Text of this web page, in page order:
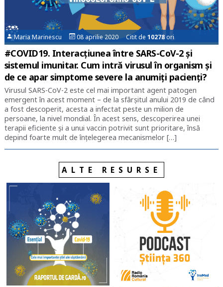
Maria Marinescu 08 aprilie 2020 Citit de10278ori
#COVID19. Interacțiunea între SARS-CoV-2 și
sistemul imunitar. Cum intră virusul în organism și
de ce apar simptome severe la anumiți pacienți?
Virusul SARS-CoV-2 este cel mai important agent patogen
emergent în acest moment – de la sfârșitul anului 2019 de când
a fost descoperit, acesta a infectat peste un milion de
persoane, la nivel mondial. În acest sens, descoperirea unei
terapii eficiente și a unui vaccin potrivit sunt prioritare, însă
depind foarte mult de înțelegerea mecanismelor […]
ALTE RESURSE